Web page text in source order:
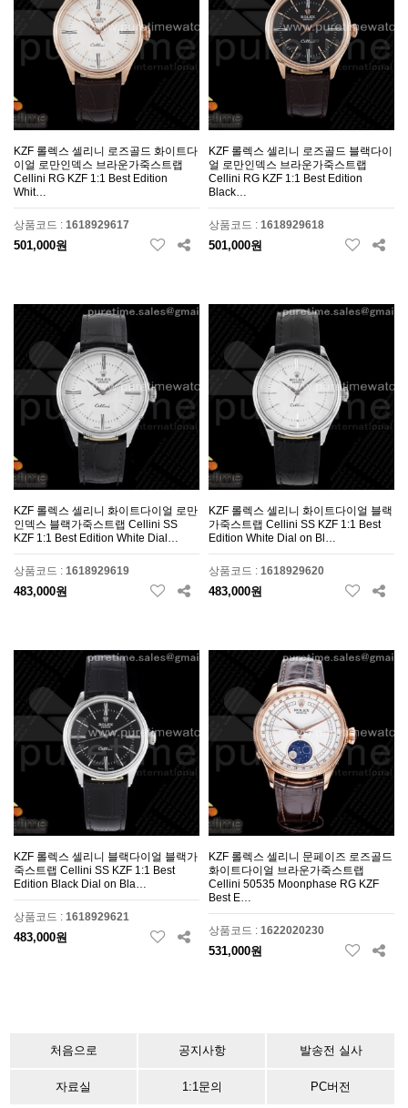
KZF 롤렉스 셀리니 로즈골드 화이트다
이얼 로만인덱스 브라운가죽스트랩
Cellini RG KZF 1:1 Best Edition
Whit…
상품코드 : 1618929617
501,000원
KZF 롤렉스 셀리니 로즈골드 블랙다이
얼 로만인덱스 브라운가죽스트랩
Cellini RG KZF 1:1 Best Edition
Black…
상품코드 : 1618929618
501,000원
KZF 롤렉스 셀리니 화이트다이얼 로만
인덱스 블랙가죽스트랩 Cellini SS
KZF 1:1 Best Edition White Dial…
상품코드 : 1618929619
483,000원
KZF 롤렉스 셀리니 화이트다이얼 블랙
가죽스트랩 Cellini SS KZF 1:1 Best
Edition White Dial on Bl…
상품코드 : 1618929620
483,000원
KZF 롤렉스 셀리니 블랙다이얼 블랙가
죽스트랩 Cellini SS KZF 1:1 Best
Edition Black Dial on Bla…
상품코드 : 1618929621
483,000원
KZF 롤렉스 셀리니 문페이즈 로즈골드
화이트다이얼 브라운가죽스트랩
Cellini 50535 Moonphase RG KZF
Best E…
상품코드 : 1622020230
531,000원
처음으로 공지사항 발송전 실사
자료실 1:1문의 PC버전